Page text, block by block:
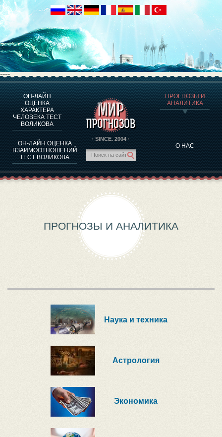
----
ОН-ЛАЙН
ОЦЕНКА
ХАРАКТЕРА
ЧЕЛОВЕКА ТЕСТ
ВОЛИКОВА
ОН-ЛАЙН ОЦЕНКА
ВЗАИМООТНОШЕНИЙ
ТЕСТ ВОЛИКОВА
· SINCE. 2004 ·
ПРОГНОЗЫ И
АНАЛИТИКА
О НАС
О ПРОГРАММЕ
ОЦЕНКА ХАРАКТЕРA ЧЕЛОВЕКА
ОЦЕНКА ХАРАКТЕРА ВЫДАЮЩИХСЯ ЛИЧНОСТЕЙ
О ПРОГРАММЕ
ТЕСТ НА СОВМЕСТИМОСТЬ ВОЛИКОВА
ПРОГНОЗЫ И АНАЛИТИКА
ПРОГНОЗЫ И АНАЛИТИКА
Наука и техника
Астрология
Экономика